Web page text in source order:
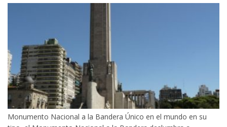
Monumento Nacional a la Bandera Único en el mundo en su